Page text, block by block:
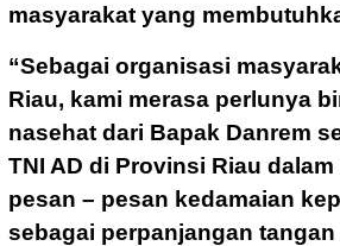
masyarakat yang
“Sebagai organisasi
Riau, kami merasa perlunya
nasehat dari Bapak Danrem
TNI AD di Provinsi Riau
pesan – pesan kedamaian
sebagai perpanjangan